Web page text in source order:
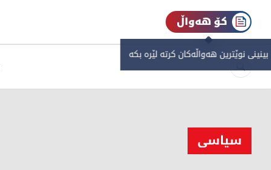
کۆ هەواڵ
نوێترین هەواڵەکان کرتە لێرە بکە
سیاسی